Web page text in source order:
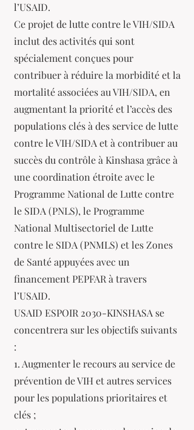
l’USAID.
Ce projet de lutte contre le VIH/SIDA
inclut des activités qui sont
spécialement conçues pour
contribuer à réduire la morbidité et la
mortalité associées au VIH/SIDA, en
augmentant la priorité et l’accès des
populations clés à des service de lutte
contre le VIH/SIDA et à contribuer au
succès du contrôle à Kinshasa grâce à
une coordination étroite avec le
Programme National de Lutte contre
le SIDA (PNLS), le Programme
National Multisectoriel de Lutte
contre le SIDA (PNMLS) et les Zones
de Santé appuyées avec un
financement PEPFAR à travers
l’USAID.
USAID ESPOIR 2030-KINSHASA se
concentrera sur les objectifs suivants
:
1. Augmenter le recours au service de
prévention de VIH et autres services
pour les populations prioritaires et
clés ;